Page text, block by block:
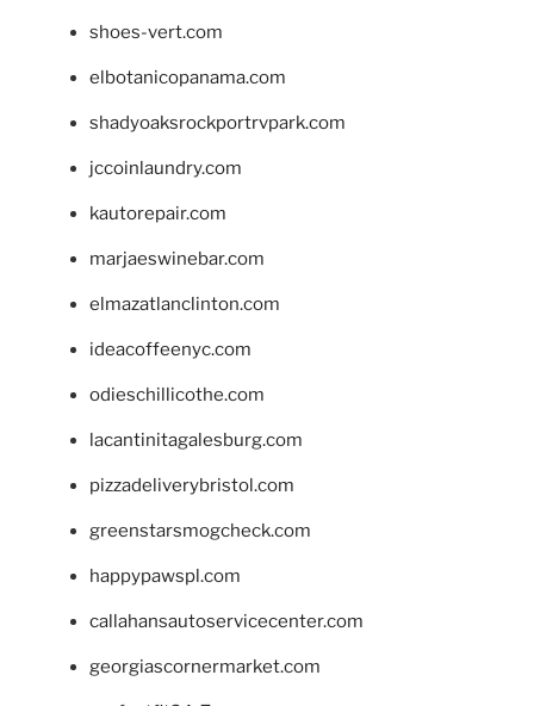
shoes-vert.com
elbotanicopanama.com
shadyoaksrockportrvpark.com
jccoinlaundry.com
kautorepair.com
marjaeswinebar.com
elmazatlanclinton.com
ideacoffeenyc.com
odieschillicothe.com
lacantinitagalesburg.com
pizzadeliverybristol.com
greenstarsmogcheck.com
happypawspl.com
callahansautoservicecenter.com
georgiascornermarket.com